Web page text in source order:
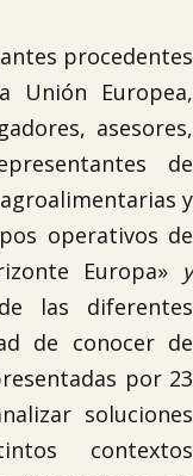
procedentes
Unión Europea,
asesores,
de
y
operativos de
Europa»y
las diferentes
de conocer de
por 23
soluciones
contextos